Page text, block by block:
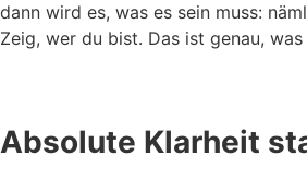
dann wird es, was es sein muss:
Zeig, wer du bist. Das ist genau,
Absolute Klarheit